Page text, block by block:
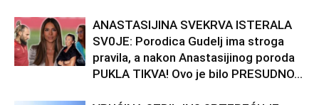
ANASTASIJINA SVEKRVA lSTERALA
SV0JE: Porodica Gudelj ima stroga
pravila, a nakon Anastasijinog poroda
PUKLA TIKVA! Ovo je bilo PRESUDNO…